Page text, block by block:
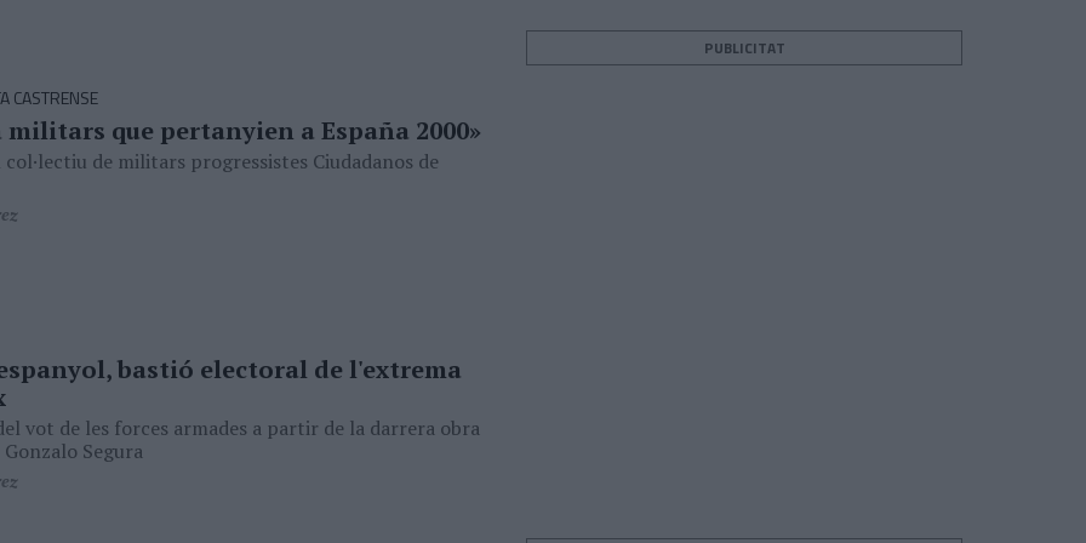
CASTRENSE
militars que pertanyien a España 2000»
de militars progressistes Ciudadanos de
bastió electoral de l'extrema
vot de les forces armades a partir de la darrera obra
Segura
PUBLICITAT